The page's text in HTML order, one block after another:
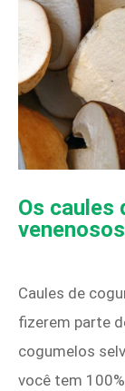
Os caules
Caules de
fizerem parte
cogumelos
você tem